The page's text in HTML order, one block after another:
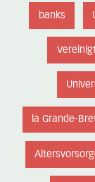
banks
la Grande-